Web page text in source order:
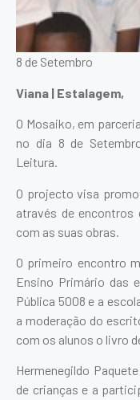
8 de Setembro
Viana | Estalagem,
O Mosaiko, em
no dia 8 de
Leitura.
O projecto visa
através de
com as suas obras.
O primeiro encontro
Ensino Primário das
Pública 5008 e a
a moderação do
com os alunos o livro
Hermenegildo
de crianças e a